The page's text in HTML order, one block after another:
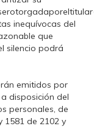
inequívocas del
que
silencio podrá
emitidos por
disposición del
personales, de
1581 de 2102 y